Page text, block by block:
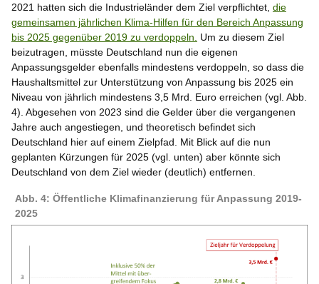
2021 hatten sich die Industrieländer dem Ziel verpflichtet, die
gemeinsamen jährlichen Klima-Hilfen für den Bereich Anpassung
bis 2025 gegenüber 2019 zu verdoppeln.
Um zu diesem Ziel
beizutragen, müsste Deutschland nun die eigenen
Anpassungsgelder ebenfalls mindestens verdoppeln, so dass die
Haushaltsmittel zur Unterstützung von Anpassung bis 2025 ein
Niveau von jährlich mindestens 3,5 Mrd. Euro erreichen (vgl. Abb.
4). Abgesehen von 2023 sind die Gelder über die vergangenen
Jahre auch angestiegen, und theoretisch befindet sich
Deutschland hier auf einem Zielpfad. Mit Blick auf die nun
geplanten Kürzungen für 2025 (vgl. unten) aber könnte sich
Deutschland von dem Ziel wieder (deutlich) entfernen.
Abb. 4: Öffentliche Klimafinanzierung für Anpassung 2019-
2025